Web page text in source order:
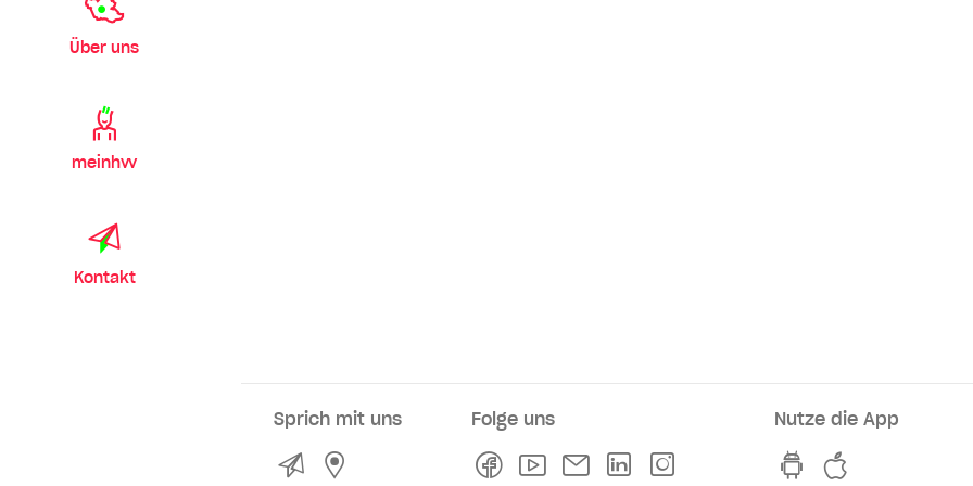
Über uns
meinhvv
Kontakt
Sprich mit uns
KontaktService- und Verkaufsstellen
Folge uns
FacebookYoutubeNewsletterLinkedln
Nutze die App
hvv switch App